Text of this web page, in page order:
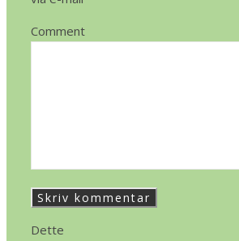
Comment
Dette